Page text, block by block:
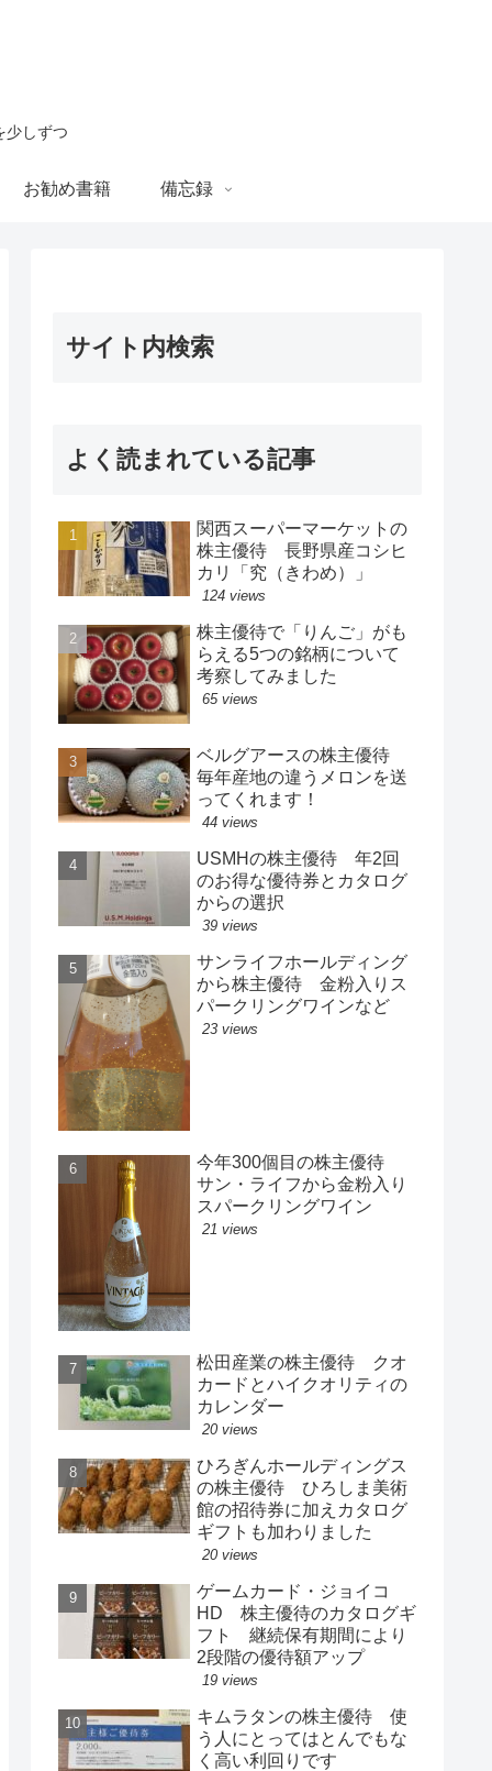
少しずつ
お勧め書籍 備忘録
サイト内検索
よく読まれている記事
関西スーパーマーケットの
株主優待 長野県産コシヒ
カリ「究（きわめ）」
124 views
株主優待で「りんご」がも
らえる5つの銘柄について
考察してみました
65 views
ベルグアースの株主優待
毎年産地の違うメロンを送
ってくれます！
44 views
USMHの株主優待 年2回
のお得な優待券とカタログ
からの選択
39 views
サンライフホールディング
から株主優待 金粉入りス
パークリングワインなど
23 views
今年300個目の株主優待
サン・ライフから金粉入り
スパークリングワイン
21 views
松田産業の株主優待 クオ
カードとハイクオリティの
カレンダー
20 views
ひろぎんホールディングス
の株主優待 ひろしま美術
館の招待券に加えカタログ
ギフトも加わりました
20 views
ゲームカード・ジョイコ
HD 株主優待のカタログギ
フト 継続保有期間により
2段階の優待額アップ
19 views
キムラタンの株主優待 使
う人にとってはとんでもな
く高い利回りです